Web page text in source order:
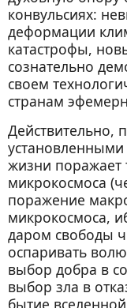
конвульсиях:
деформации
катастрофы,
сознательно
своем
странам
Действительно,
жизни поражает
микрокосмоса
поражение
микрокосмоса,
даром свободы
оспаривать
выбор добра в
выбор зла в
бытие